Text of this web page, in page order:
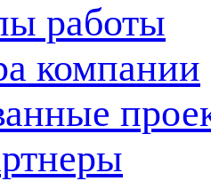
работы
компании